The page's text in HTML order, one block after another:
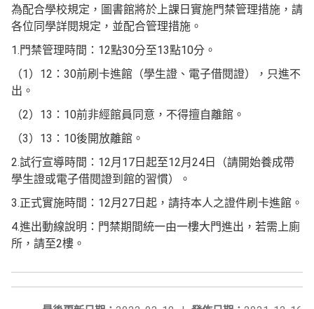
為配合學校規定，圖書館將於上課日實施門禁管理措施，請
各位同學詳閱規定，並配合管理措施。
1.門禁管理時間：12點30分至13點10分。
（1）12：30前刷卡進館（學生證、電子借閱證），只進不
出。
（2）13：10前非經館員同意，不得擅自離館。
（3）13：10後開放離館。
2.試行宣導時間：12月17日起至12月24日（請開始養成帶
學生證或電子借閱證到館的習慣）。
3.正式實施時間：12月27日起，請持本人之證件刷卡進館。
4.進出動線說明：門禁期間統一由一樓大門進出，若需上廁
所，請至2樓。